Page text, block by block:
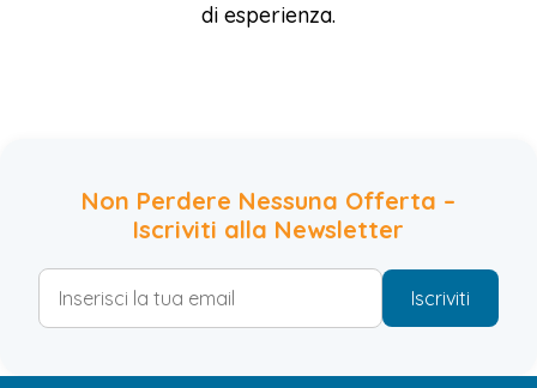
di esperienza.
Non Perdere Nessuna Offerta –
Iscriviti alla Newsletter
Iscriviti